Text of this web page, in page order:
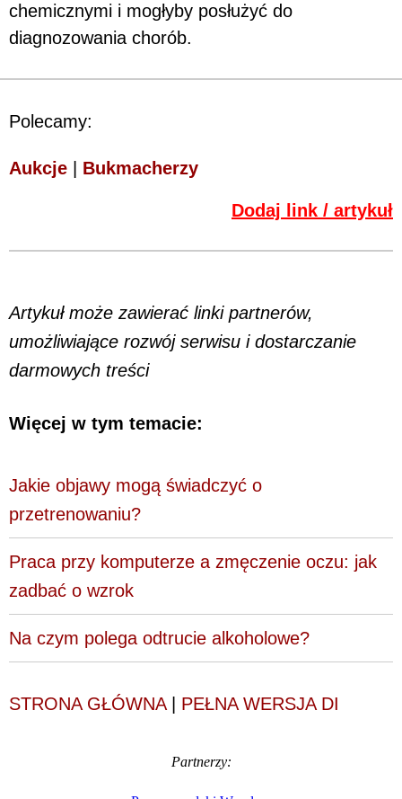
chemicznymi i mogłyby posłużyć do
diagnozowania chorób.
Polecamy:
Aukcje Bukmacherzy
Dodaj link / artykuł
Artykuł może zawierać linki partnerów,
umożliwiające rozwój serwisu i dostarczanie
darmowych treści
Więcej w tym temacie:
Jakie objawy mogą świadczyć o
przetrenowaniu?
Praca przy komputerze a zmęczenie oczu: jak
zadbać o wzrok
Na czym polega odtrucie alkoholowe?
STRONA GŁÓWNA| PEŁNA WERSJA DI
Partnerzy: